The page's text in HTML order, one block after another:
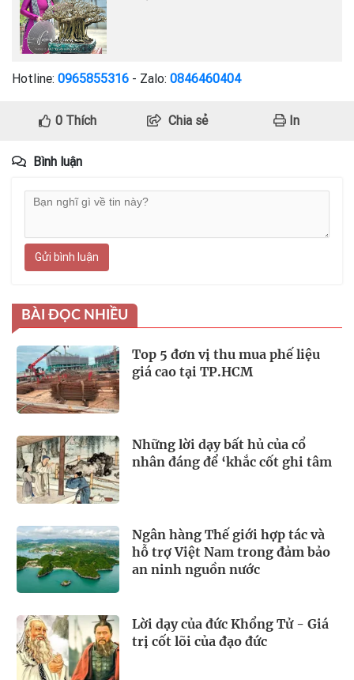
Hotline: 0965855316 - Zalo: 0846460404
0Thích Chia sẻ In
Bình luận
Gửi bình luận
BÀI ĐỌC NHIỀU
Top 5 đơn vị thu mua phế liệu
giá cao tại TP.HCM
Những lời dạy bất hủ của cổ
nhân đáng để ‘khắc cốt ghi tâm
Ngân hàng Thế giới hợp tác và
hỗ trợ Việt Nam trong đảm bảo
an ninh nguồn nước
Lời dạy của đức Khổng Tử - Giá
trị cốt lõi của đạo đức